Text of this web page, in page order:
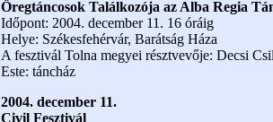
Öregtáncosok Találkozója az Alba Regia
Időpont: 2004. december 11. 16 óráig
Helye: Székesfehérvár, Barátság Háza
A fesztivál Tolna megyei résztvevője: Decsi
Este: táncház
2004. december 11.
Civil Fesztivál